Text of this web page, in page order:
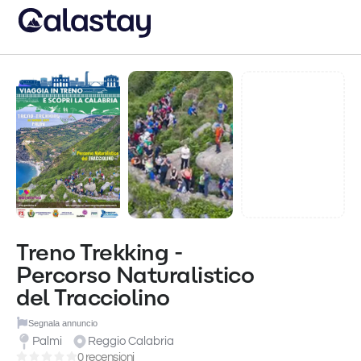
Treno Trekking -
Percorso Naturalistico
del Tracciolino
Segnala annuncio
Palmi
Reggio Calabria
0 recensioni